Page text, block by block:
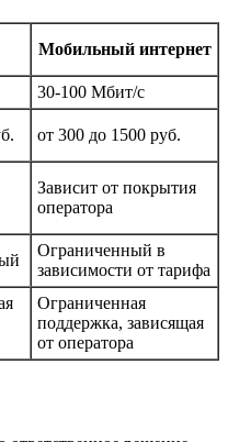
Мобильный интернет
30-100 Мбит/с
от 300 до 1500 руб.
Зависит от покрытия
оператора
Ограниченный в
зависимости от тарифа
Ограниченная
поддержка, зависящая
от оператора